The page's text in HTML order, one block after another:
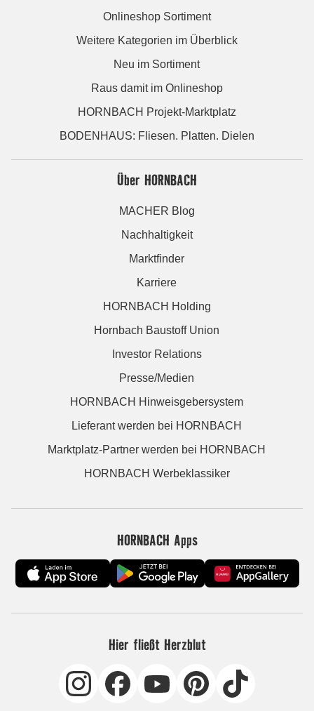
Onlineshop Sortiment
Weitere Kategorien im Überblick
Neu im Sortiment
Raus damit im Onlineshop
HORNBACH Projekt-Marktplatz
BODENHAUS: Fliesen. Platten. Dielen
Über HORNBACH
MACHER Blog
Nachhaltigkeit
Marktfinder
Karriere
HORNBACH Holding
Hornbach Baustoff Union
Investor Relations
Presse/Medien
HORNBACH Hinweisgebersystem
Lieferant werden bei HORNBACH
Marktplatz-Partner werden bei HORNBACH
HORNBACH Werbeklassiker
HORNBACH Apps
Hier fließt Herzblut